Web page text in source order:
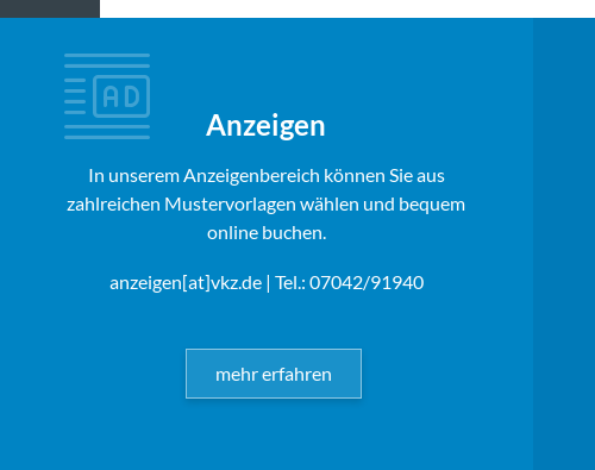
Anzeigen
In unserem Anzeigenbereich können Sie aus
zahlreichen Mustervorlagen wählen und bequem
online buchen.
anzeigen[at]vkz.de| Tel.: 07042/91940
mehr erfahren